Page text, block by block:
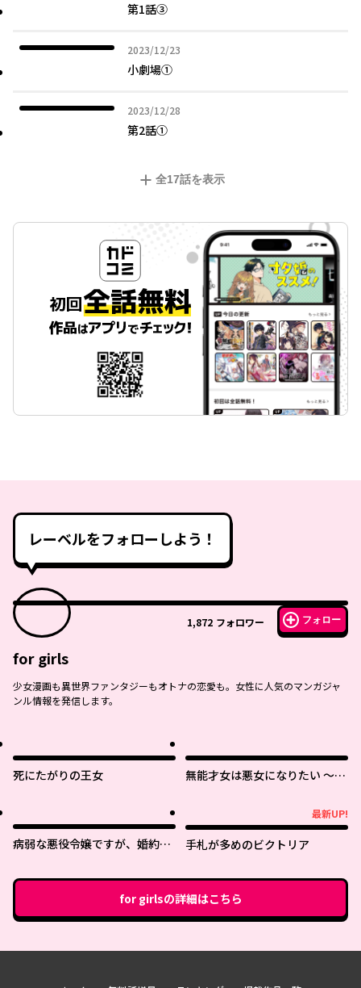
第1話③
2023/12/23
2023年12月23日
小劇場①
2023/12/28
2023年12月28日
第2話①
全17話を表示
レーベルをフォローしよう！
1,872 フォロワー フォロー
for girls
少女漫画も異世界ファンタジーもオトナの恋愛も。女性に人気のマンガジャ
ンル情報を発信します。
死にたがりの王女
無能才女は悪女になりたい ～義
爵様の溺愛に気づかない～
病弱な悪役令嬢ですが、婚約者
たち犬猿の仲でしたよね!?)
最新UP!
手札が多めのビクトリア
for girlsの詳細はこちら